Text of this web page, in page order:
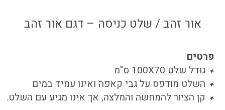
אור זהב / שלט כניסה – דגם אור זהב
פרטים
גודל שלט 100X70 ס"מ
השלט מודפס על גבי קאפה ואינו עמיד במים
קן הציור להמחשה והמלצה, אך אינו מגיע עם השלט.